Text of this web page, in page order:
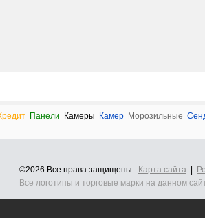
Панели Камеры Камер Морозильные
©2026 Все права защищены. Карта сайта
Все логотипы и торговые марки на данном